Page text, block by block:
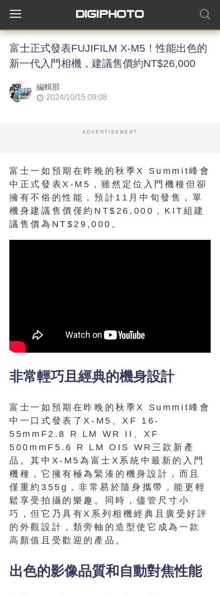
富士正式發表FUJIFILM X-M5！性能出色的
新一代入門相機，建議售價約NT$26,000
編輯部
2024/10/15 09:08
ADVERTISEMENT
富士一如預期在昨晚的秋季X Summit峰會
中正式發表X-M5，雖然定位入門機種但卻
擁有不俗的性能，預計11月中旬發售，單
機身建議售價僅約NT$26,000，KIT組建
議售價為NT$29,000。
非常輕巧且經典的機身設計
富士一如預期在昨晚的秋季X Summit峰會
中一口式發表了X-M5、XF 16-
55mmF2.8 R LM WR II、XF
500mmF5.6 R LM OIS WR三款新產
品。其中X-M5為富士X系統中最新的入門
機種，它擁有極為緊湊的機身設計，而且
僅重約355g，非常易於隨身攜帶，能更輕
鬆享受拍攝的樂趣。同時，儘管尺寸小
巧，但它乃具有X系列相機經典且廣受好評
的外觀設計，類旁軸的造型使它成為一款
高顏值且受歡迎的產品。
出色的影像品質和自動對焦性能